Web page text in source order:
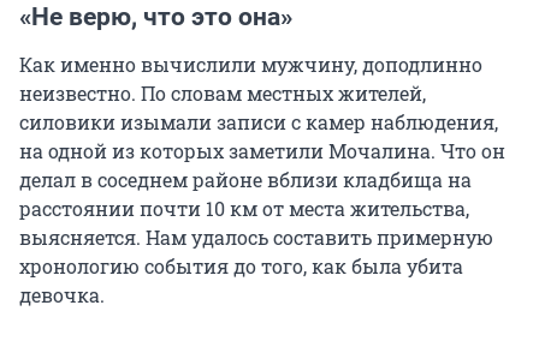
«Не верю, что это она»
Как именно вычислили мужчину, доподлинно
неизвестно. По словам местных жителей,
силовики изымали записи с камер наблюдения,
на одной из которых заметили Мочалина. Что он
делал в соседнем районе вблизи кладбища на
расстоянии почти 10 км от места жительства,
выясняется. Нам удалось составить примерную
хронологию события до того, как была убита
девочка.